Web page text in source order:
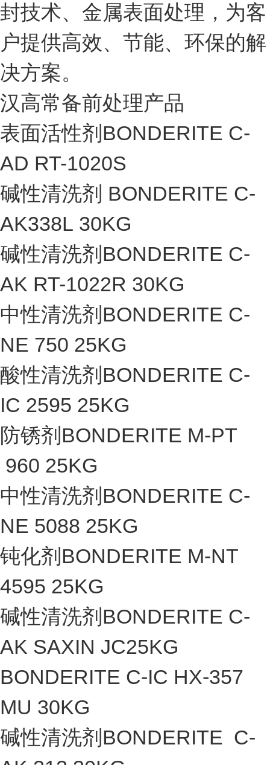
封技术、金属表面处理，为客
户提供高效、节能、环保的解
决方案。
汉高常备前处理产品
表面活性剂BONDERITE C-
AD RT-1020S
碱性清洗剂 BONDERITE C-
AK338L 30KG
碱性清洗剂BONDERITE C-
AK RT-1022R 30KG
中性清洗剂BONDERITE C-
NE 750 25KG
酸性清洗剂BONDERITE C-
IC 2595 25KG
防锈剂BONDERITE M-PT
960 25KG
中性清洗剂BONDERITE C-
NE 5088 25KG
钝化剂BONDERITE M-NT
4595 25KG
碱性清洗剂BONDERITE C-
AK SAXIN JC25KG
BONDERITE C-IC HX-357
MU 30KG
碱性清洗剂BONDERITE C-